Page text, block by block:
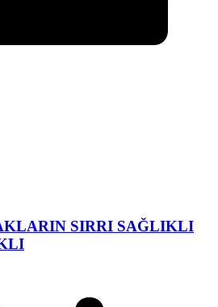
SIRRI SAĞLIKLI